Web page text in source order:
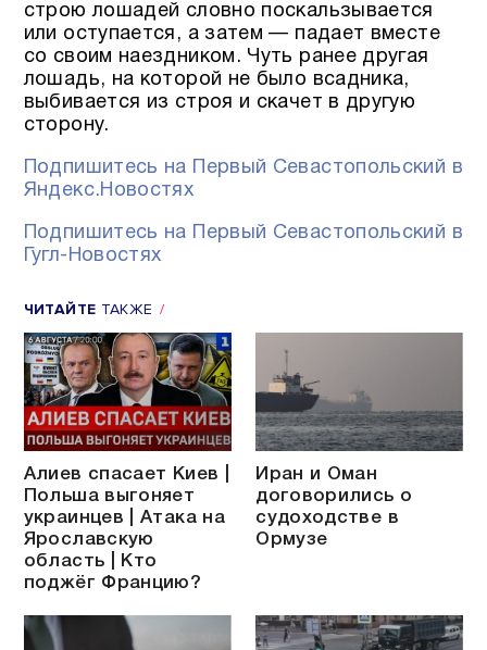
строю лошадей словно поскальзывается
или оступается, а затем — падает вместе
со своим наездником. Чуть ранее другая
лошадь, на которой не было всадника,
выбивается из строя и скачет в другую
сторону.
Подпишитесь на Первый Севастопольский в
Яндекс.Новостях
Подпишитесь на Первый Севастопольский в
Гугл-Новостях
ЧИТАЙТЕ ТАКЖЕ
Алиев спасает Киев |
Польша выгоняет
украинцев | Атака на
Ярославскую
область | Кто
поджёг Францию?
Иран и Оман
договорились о
судоходстве в
Ормузе